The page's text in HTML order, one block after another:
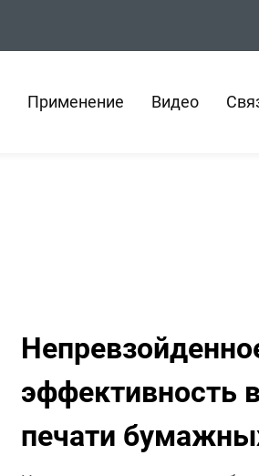
Применение Видео
эффективность
печати